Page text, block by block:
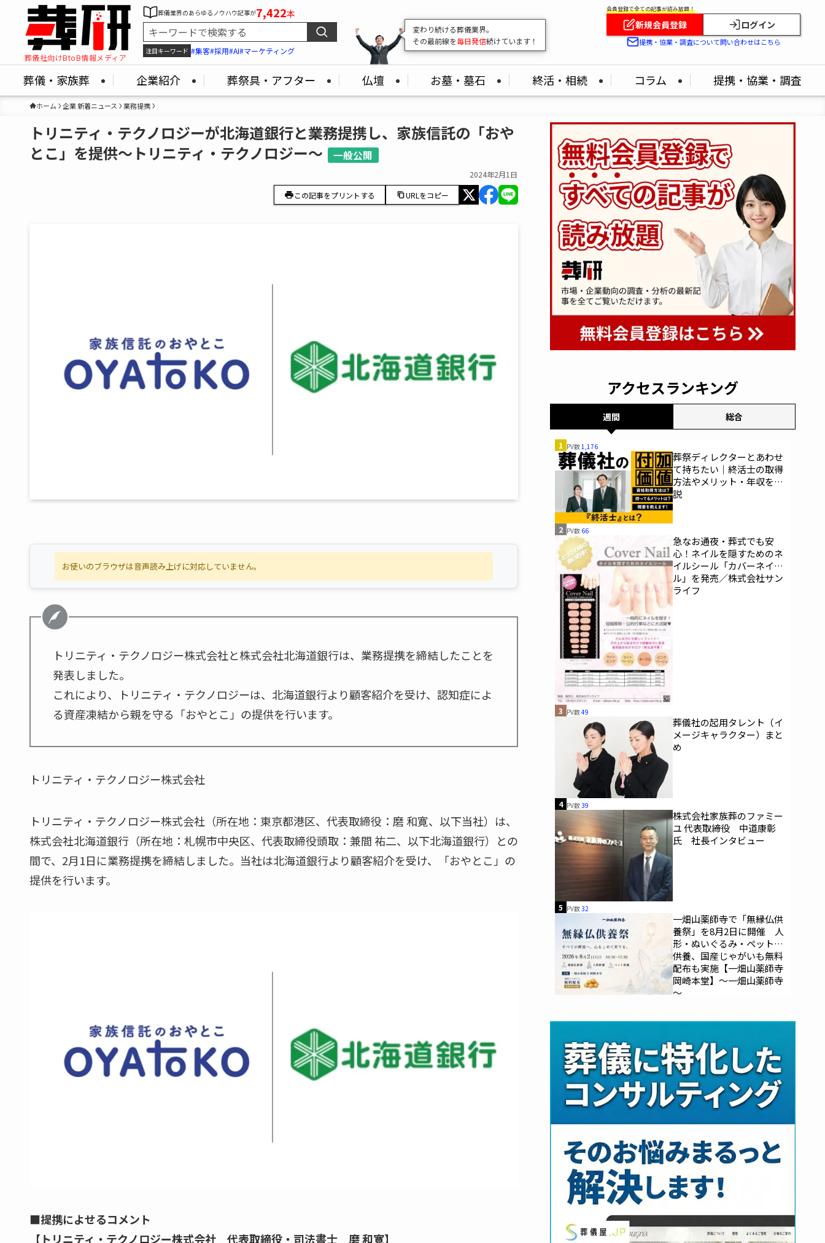
葬儀社向けBtoB情報メディア
葬儀業界のあらゆるノウハウ記事が7,422本
注目キーワード #集客#採用#AI#マーケティング
変わり続ける葬儀業界。
その最前線を毎日発信続けています！
会員登録で全ての記事が読み放題！
新規会員登録 ログイン
提携・協業・調査について問い合わせはこちら
葬儀・家族葬 企業紹介 葬祭具・アフター 仏壇 お墓・墓石 終活・相続 コラム 提携・協業・調査
ホーム 企業 新着ニュース 業務提携
トリニティ・テクノロジーが北海道銀行と業務提携し、家族信託の「おや
とこ」を提供～トリニティ・テクノロジー～
一般公開
2024年2月1日
この記事をプリントする
URLをコピー
お使いのブラウザは音声読み上げに対応していません。
トリニティ・テクノロジー株式会社と株式会社北海道銀行は、業務提携を締結したことを
発表しました。
これにより、トリニティ・テクノロジーは、北海道銀行より顧客紹介を受け、認知症によ
る資産凍結から親を守る「おやとこ」の提供を行います。
トリニティ・テクノロジー株式会社
トリニティ・テクノロジー株式会社（所在地：東京都港区、代表取締役：磨 和寛、以下当社）は、
株式会社北海道銀行（所在地：札幌市中央区、代表取締役頭取：兼間 祐二、以下北海道銀行）との
間で、2月1日に業務提携を締結しました。当社は北海道銀行より顧客紹介を受け、「おやとこ」の
提供を行います。
■提携によせるコメント
【トリニティ・テクノロジー株式会社 代表取締役・司法書士 磨 和寛】
アクセスランキング
週間 総合
1 PV数1,176
葬祭ディレクターとあわせ
て持ちたい｜終活士の取得
方法やメリット・年収を解
説
2 PV数 66
急なお通夜・葬式でも安
心！ネイルを隠すためのネ
イルシール「カバーネイ
ル」を発売／株式会社サン
ライフ
3 PV数49
葬儀社の起用タレント（イ
メージキャラクター）まと
め
4 PV数39
株式会社家族葬のファミー
ユ 代表取締役 中道康彰
氏 社長インタビュー
5 PV数32
一畑山薬師寺で「無縁仏供
養祭」を8月2日に開催 人
形・ぬいぐるみ・ペットの
供養、国産じゃがいも無料
配布も実施【一畑山薬師寺
岡崎本堂】～一畑山薬師寺
～